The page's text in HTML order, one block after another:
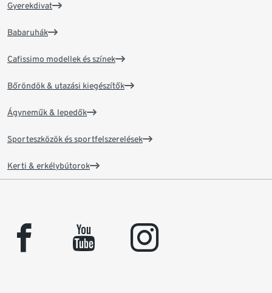
Gyerekdivat
Babaruhák
Cafissimo modellek és színek
Bőröndök & utazási kiegészítők
Ágyneműk & lepedők
Sporteszközök és sportfelszerelések
Kerti & erkélybútorok
facebook youtube instagram